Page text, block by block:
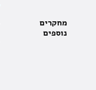
מחקרים
נוספים